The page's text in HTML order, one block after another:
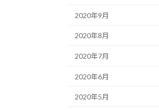
2020年9月
2020年8月
2020年7月
2020年6月
2020年5月